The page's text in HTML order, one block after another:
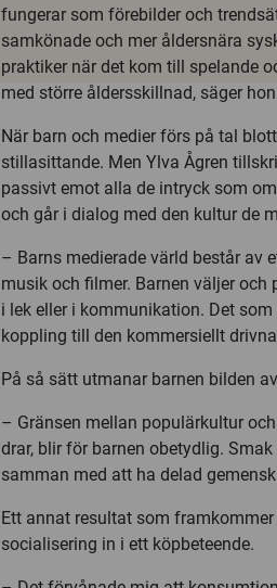
fungerar som förebilder och
samkönade och mer åldersnära
praktiker när det kom till spelande
med större åldersskillnad, säger
När barn och medier förs på tal
stillasittande. Men Ylva Ågren
passivt emot alla de intryck som
och går i dialog med den kultur de
– Barns medierade värld består av
musik och filmer. Barnen väljer
i lek eller i kommunikation. Det
koppling till den kommersiellt
På så sätt utmanar barnen bilden
– Gränsen mellan populärkultur
drar, blir för barnen obetydlig.
samman med att ha delad
Ett annat resultat som
socialisering in i ett köpbeteende.